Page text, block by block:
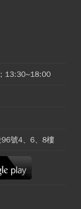
13:30~18:00
號4、6、8樓